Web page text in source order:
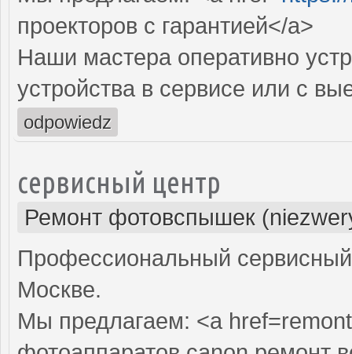
проекторов с гарантией</a>
Наши мастера оперативно
устройства в сервисе или с
odpowiedz
сервисный центр
Ремонт фотовспышек
Профессиональный
Москве.
Мы предлагаем: <a